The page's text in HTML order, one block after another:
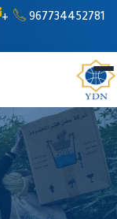
967734452781+